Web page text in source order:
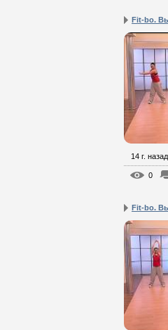
Fit-bo.
14 г. назад
0
Fit-bo.